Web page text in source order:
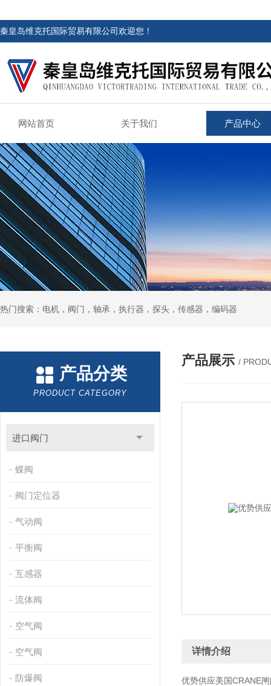
秦皇岛维克托国际贸易有限公司欢迎您！
网站首页 关于我们 产品中心
热门搜索：电机，阀门，轴承，执行器，探头，传感器，编码器
产品分类
PRODUCT CATEGORY
进口阀门
蝶阀
阀门定位器
气动阀
平衡阀
互感器
流体阀
空气阀
空气阀
防爆阀
产品展示 /
详情介绍
优势供应美国CRANE